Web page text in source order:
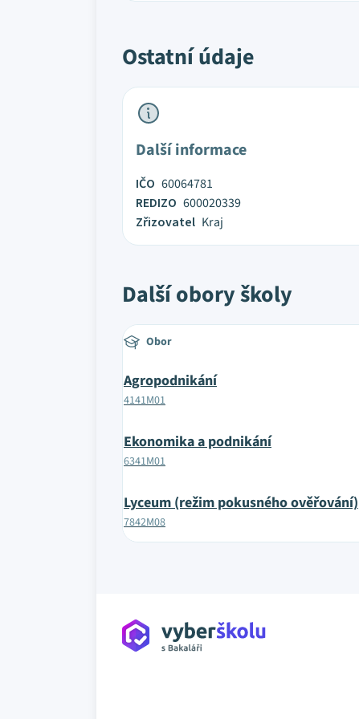
Ostatní údaje
Další informace
IČO 60064781
REDIZO 600020339
Zřizovatel Kraj
Další obory školy
Obor
Agropodnikání
4141M01
Ekonomika a podnikání
6341M01
Lyceum (režim pokusného ověřování)
7842M08